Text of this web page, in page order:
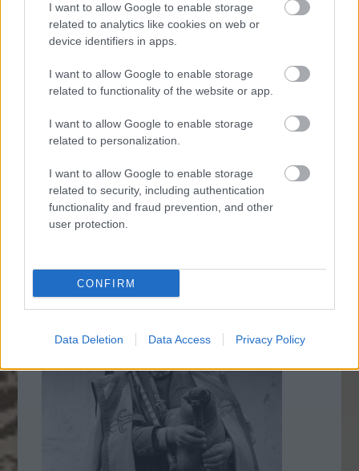
I want to allow Google to enable storage
related to analytics like cookies on web or
device identifiers in apps.
I want to allow Google to enable storage
related to functionality of the website or app.
I want to allow Google to enable storage
related to personalization.
I want to allow Google to enable storage
related to security, including authentication
functionality and fraud prevention, and other
user protection.
CONFIRM
Data Deletion Data Access Privacy Policy
* * *